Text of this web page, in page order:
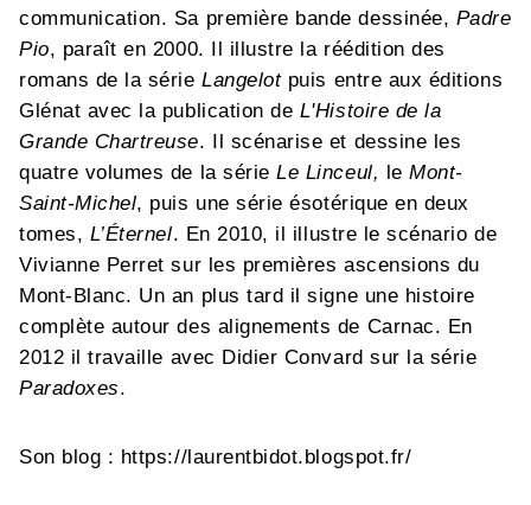
communication. Sa première bande dessinée, Padre
Pio, paraît en 2000. Il illustre la réédition des
romans de la sérieLangelot puis entre aux éditions
Glénat avec la publication de L'Histoire de la
Grande Chartreuse. Il scénarise et dessine les
quatre volumes de la sérieLe Linceul, leMont-
Saint-Michel, puis une série ésotérique en deux
tomes, L’Éternel. En 2010, il illustre le scénario de
Vivianne Perret sur les premières ascensions du
Mont-Blanc. Un an plus tard il signe une histoire
complète autour des alignements de Carnac. En
2012 il travaille avec Didier Convard sur la série
Paradoxes.
Son blog : https://laurentbidot.blogspot.fr/